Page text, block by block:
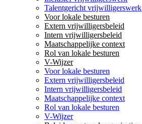
Talentgericht vrijwilligerswerk
Voor lokale besturen
Extern vrijwilligersbeleid
Intern vrijwilligersbeleid
Maatschappelijke context
Rol van lokale besturen
V-Wijzer
Voor lokale besturen
Extern vrijwilligersbeleid
Intern vrijwilligersbeleid
Maatschappelijke context
Rol van lokale besturen
V-Wijzer